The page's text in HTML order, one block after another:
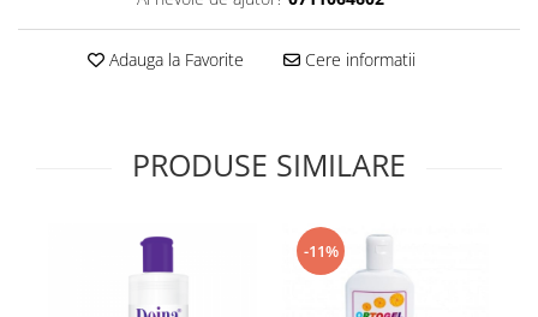
Supliment Vitamina D3
Supliment Vitamina E
Tuse gat si respiratie
Adauga la Favorite Cere informatii
PRODUSE SIMILARE
-11%